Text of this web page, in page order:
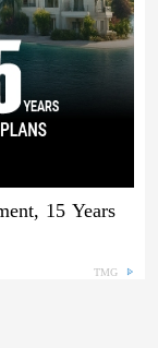
15 Years
TMG